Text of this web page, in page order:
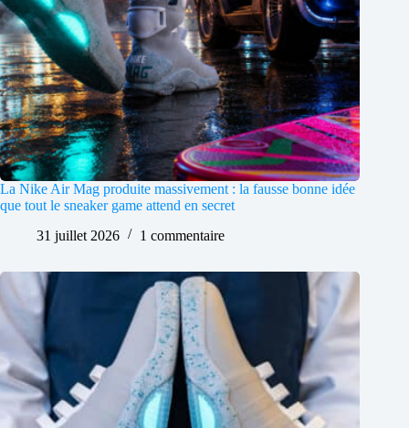
La Nike Air Mag produite massivement : la fausse bonne idée
que tout le sneaker game attend en secret
31 juillet 2026
1 commentaire